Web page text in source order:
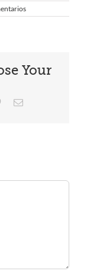
Your
PinterestCorreo